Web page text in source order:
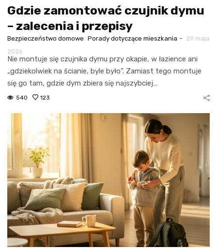
Gdzie zamontować czujnik dymu
– zalecenia i przepisy
Bezpieczeństwo domowe Porady dotyczące mieszkania - 29 maja
2026
Nie montuje się czujnika dymu przy okapie, w łazience ani
„gdziekolwiek na ścianie, byle było”. Zamiast tego montuje
się go tam, gdzie dym zbiera się najszybciej…
540 123